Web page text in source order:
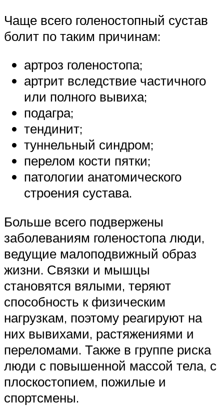
Чаще всего голеностопный сустав
болит по таким причинам:
артроз голеностопа;
артрит вследствие частичного
или полного вывиха;
подагра;
тендинит;
туннельный синдром;
перелом кости пятки;
патологии анатомического
строения сустава.
Больше всего подвержены
заболеваниям голеностопа люди,
ведущие малоподвижный образ
жизни. Связки и мышцы
становятся вялыми, теряют
способность к физическим
нагрузкам, поэтому реагируют на
них вывихами, растяжениями и
переломами. Также в группе риска
люди с повышенной массой тела, с
плоскостопием, пожилые и
спортсмены.